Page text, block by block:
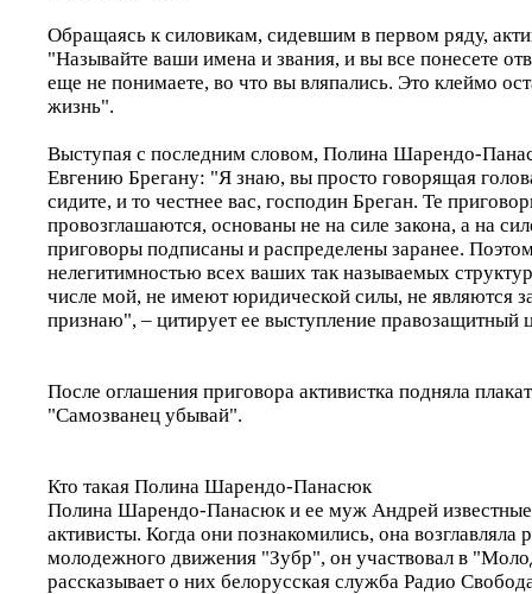
Обращаясь к силовикам, сидевшим в первом ряду,
"Называйте ваши имена и звания, и вы все понесете
еще не понимаете, во что вы вляпались. Это клеймо
жизнь".
Выступая с последним словом, Полина Шарендо-
Евгению Брегану: "Я знаю, вы просто говорящая
сидите, и то честнее вас, господин Бреган. Те
провозглашаются, основаны не на силе закона, а на
приговоры подписаны и распределены заранее.
нелегитимностью всех ваших так называемых
числе мой, не имеют юридической силы, не являются
признаю", – цитирует ее выступление правозащитный
После оглашения приговора активистка подняла
"Самозванец убывай".
Кто такая Полина Шарендо-Панасюк
Полина Шарендо-Панасюк и ее муж Андрей известные
активисты. Когда они познакомились, она возглавляла
молодежного движения "Зубр", он участвовал в
рассказывает о них белорусская служба Радио